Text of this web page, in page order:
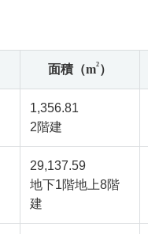
面積（m2 ）
1,356.81
2階建
29,137.59
地下1階地上8階
建